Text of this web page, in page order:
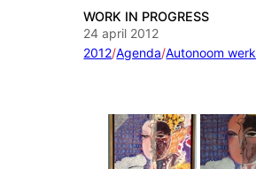
WORK IN PROGRESS
24 april 2012
2012/Agenda/Autonoom werk